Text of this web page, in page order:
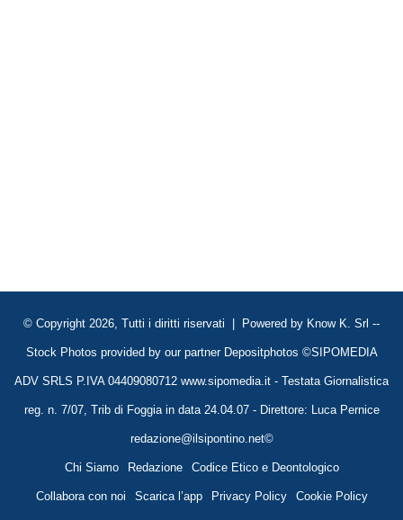
© Copyright 2026, Tutti i diritti riservati | Powered by Know K. Srl --
Stock Photos provided by our partner Depositphotos ©SIPOMEDIA
ADV SRLS P.IVA 04409080712 www.sipomedia.it - Testata Giornalistica
reg. n. 7/07, Trib di Foggia in data 24.04.07 - Direttore: Luca Pernice
redazione@ilsipontino.net©
Chi Siamo Redazione Codice Etico e Deontologico
Collabora con noi Scarica l’app Privacy Policy Cookie Policy